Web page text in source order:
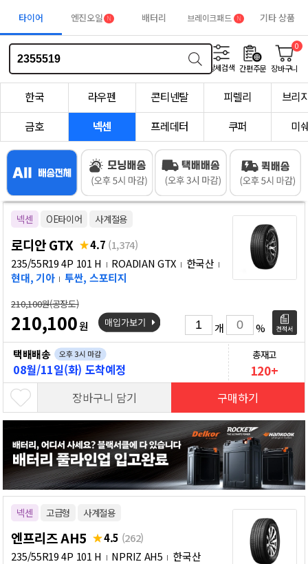
타이어 엔진오일 N 배터리 브레이크패드 N 기타 상품
상세검색 간편주문
0
장바구니
한국
금호
라우펜
넥센
콘티넨탈
프레데터
피렐리
쿠퍼
브리
미
넥센 OE타이어 사계절용
로디안 GTX 4.7 (1,374)
235/55R19 4P 101 H
ROADIAN GTX
한국산
현대, 기아
투싼, 스포티지
210,100원(공장도)
210,100원 개
%
택배배송
08월/11일(화) 도착예정
총재고
120+
장바구니 담기 구매하기
넥센 고급형 사계절용
엔프리즈 AH5 4.5 (262)
235/55R19 4P 101 H
NPRIZ AH5 한국산